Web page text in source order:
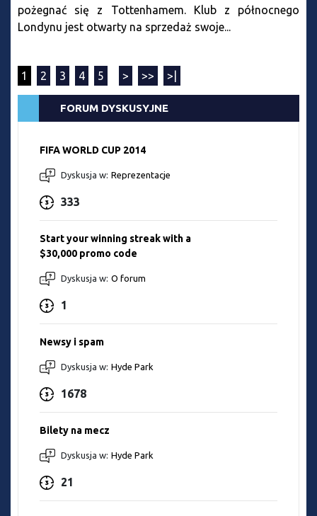
pożegnać się z Tottenhamem. Klub z północnego
Londynu jest otwarty na sprzedaż swoje...
1 2 3 4 5 > >> >|
FORUM DYSKUSYJNE
FIFA WORLD CUP 2014
Dyskusja w: Reprezentacje
333
Start your winning streak with a
$30,000 promo code
Dyskusja w: O forum
1
Newsy i spam
Dyskusja w: Hyde Park
1678
Bilety na mecz
Dyskusja w: Hyde Park
21